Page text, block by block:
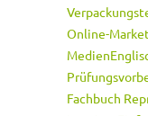
Online-
Fachbuch